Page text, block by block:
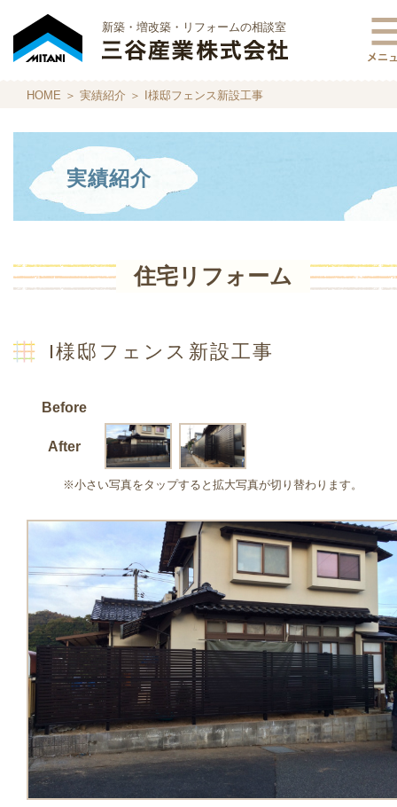
新築・増改築・リフォームの相談室
HOME ＞ 実績紹介 ＞ I様邸フェンス新設工事
実績紹介
住宅リフォーム
I様邸フェンス新設工事
Before
After
※小さい写真をタップすると拡大写真が切り替わります。